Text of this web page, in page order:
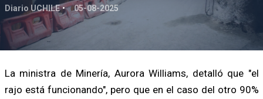
Diario UCHILE 05-08-2025
La ministra de Minería, Aurora Williams, detalló que "el
rajo está funcionando", pero que en el caso del otro 90%